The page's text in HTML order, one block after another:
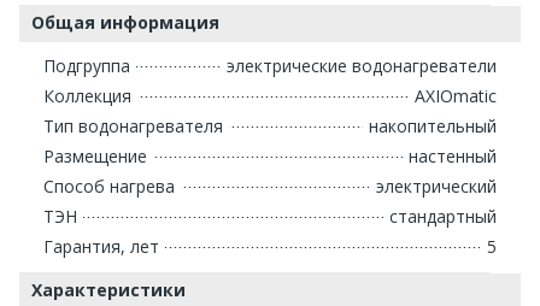
Общая информация
Подгруппа
электрические водонагреватели
Коллекция
AXIOmatic
Тип водонагревателя
накопительный
Размещение
настенный
Способ нагрева
электрический
ТЭН
стандартный
Гарантия, лет
5
Характеристики